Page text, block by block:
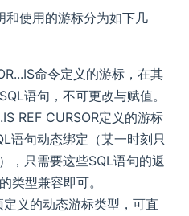
和使用的游标分为如下几
命令定义的游标，在其
语句，不可更改与赋值。
REF CURSOR定义的游标
语句动态绑定（某一时刻只
，只需要这些SQL语句的返
类型兼容即可。
义的动态游标类型，可直